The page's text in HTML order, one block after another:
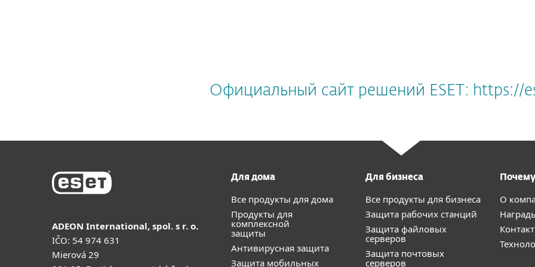
Официальный сайт решений ESET: https://
ADEON International, spol. s r. o.
IČO: 54 974 631
Mierová 29
Для дома
Все продукты для дома
Продукты для
комплексной
защиты
Антивирусная защита
Защита мобильных
Для бизнеса
Все продукты для бизнеса
Защита рабочих станций
Защита файловых
серверов
Защита почтовых
серверов
Почему
О